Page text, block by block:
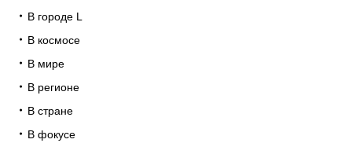
В городе L
В космосе
В мире
В регионе
В стране
В фокусе